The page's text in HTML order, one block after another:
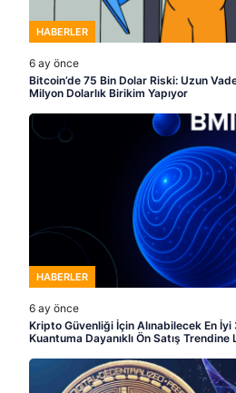
HABERLER
6 ay önce
Bitcoin’de 75 Bin Dolar Riski: Uzun
Milyon Dolarlık Birikim Yapıyor
HABERLER
6 ay önce
Kripto Güvenliği İçin Alınabilecek En
Kuantuma Dayanıklı Ön Satış